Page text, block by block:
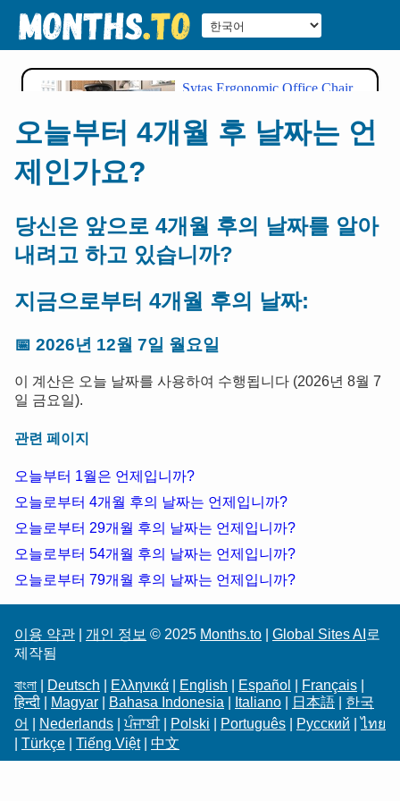
오늘부터 4개월 후 날짜는 언
제인가요?
당신은 앞으로 4개월 후의 날짜를 알아
내려고 하고 있습니까?
지금으로부터 4개월 후의 날짜:
📅 2026년 12월 7일 월요일
이 계산은 오늘 날짜를 사용하여 수행됩니다 (2026년 8월 7
일 금요일).
관련 페이지
오늘부터 1월은 언제입니까?
오늘로부터 4개월 후의 날짜는 언제입니까?
오늘로부터 29개월 후의 날짜는 언제입니까?
오늘로부터 54개월 후의 날짜는 언제입니까?
오늘로부터 79개월 후의 날짜는 언제입니까?
이용 약관 개인 정보 © 2025 Months.to Global Sites AI 로
제작됨
বাংলা Deutsch Ελληνικά English Español Français
हिन्दी
Magyar Bahasa Indonesia Italiano 日本語
한국
어
Nederlands |ਪੰਜਾਬੀ| Polski Português Русский |ไทย
Türkçe Tiếng Việt| 中文